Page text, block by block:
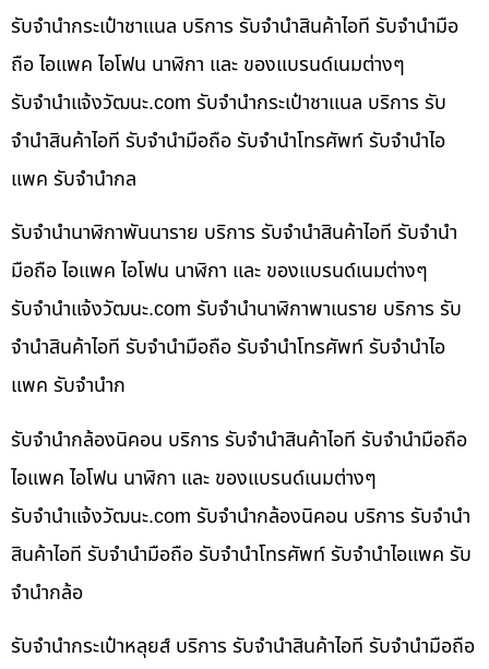
รับจำนำกระเป๋าชาแนล บริการ รับจำนำสินค้าไอที รับจำนำมือ
ถือ ไอแพค ไอโฟน นาฬิกา และ ของแบรนด์เนมต่างๆ
รับจํานําแจ้งวัฒนะ.com รับจำนำกระเป๋าชาแนล บริการ รับ
จำนำสินค้าไอที รับจำนำมือถือ รับจำนำโทรศัพท์ รับจำนำไอ
แพค รับจำนำกล
รับจำนำนาฬิกาพันนาราย บริการ รับจำนำสินค้าไอที รับจำนำ
มือถือ ไอแพค ไอโฟน นาฬิกา และ ของแบรนด์เนมต่างๆ
รับจํานําแจ้งวัฒนะ.com รับจำนำนาฬิกาพาเนราย บริการ รับ
จำนำสินค้าไอที รับจำนำมือถือ รับจำนำโทรศัพท์ รับจำนำไอ
แพค รับจำนำก
รับจำนำกล้องนิคอน บริการ รับจำนำสินค้าไอที รับจำนำมือถือ
ไอแพค ไอโฟน นาฬิกา และ ของแบรนด์เนมต่างๆ
รับจํานําแจ้งวัฒนะ.com รับจำนำกล้องนิคอน บริการ รับจำนำ
สินค้าไอที รับจำนำมือถือ รับจำนำโทรศัพท์ รับจำนำไอแพค รับ
จำนำกล้อ
รับจำนำกระเป๋าหลุยส์ บริการ รับจำนำสินค้าไอที รับจำนำมือถือ